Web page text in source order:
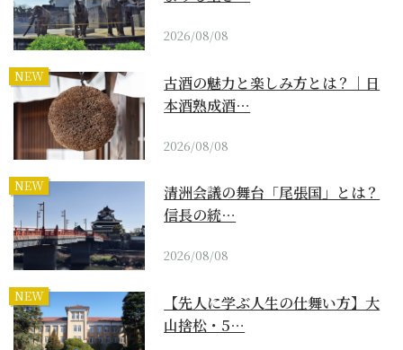
2026/08/08
NEW
古酒の魅力と楽しみ方とは？｜日
本酒熟成酒…
2026/08/08
NEW
清洲会議の舞台「尾張国」とは？
信長の統…
2026/08/08
NEW
【先人に学ぶ人生の仕舞い方】大
山捨松・5…